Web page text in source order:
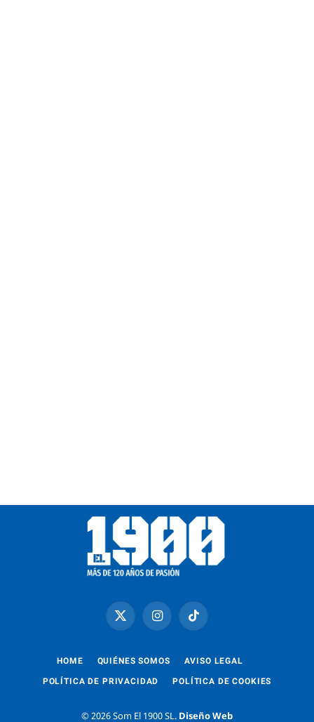
X
(Twitter)
InstagramTikTok
HOME QUIÉNES SOMOS AVISO LEGAL
POLÍTICA DE PRIVACIDAD POLÍTICA DE COOKIES
© 2026 Som El 1900 SL. Diseño Web